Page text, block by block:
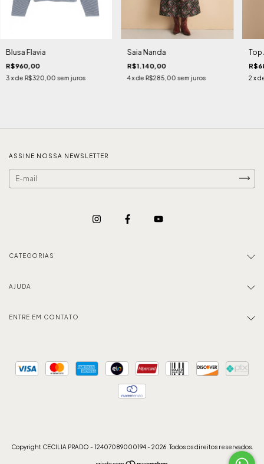
Blusa Flavia
R$960,00
3 x de R$320,00 sem juros
Saia Nanda
R$1.140,00
4x de R$285,00 sem juros
Top
2 x
ASSINE NOSSA NEWSLETTER
CATEGORIAS
AJUDA
ENTRE EM CONTATO
Copyright CECILIA PRADO - 12407089000194 - 2026. Todos os direitos reservados.